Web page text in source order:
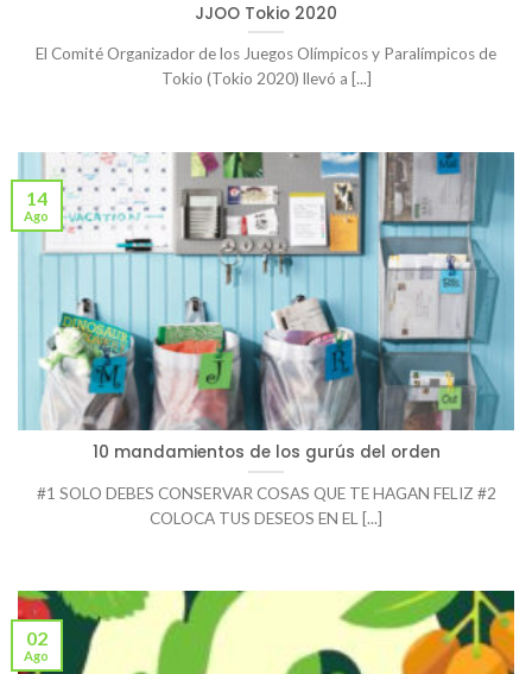
JJOO Tokio 2020
El Comité Organizador de los Juegos Olímpicos y Paralímpicos de
Tokio (Tokio 2020) llevó a [...]
10 mandamientos de los gurús del orden
#1 SOLO DEBES CONSERVAR COSAS QUE TE HAGAN FELIZ #2
COLOCA TUS DESEOS EN EL [...]
14
Ago
02
Ago